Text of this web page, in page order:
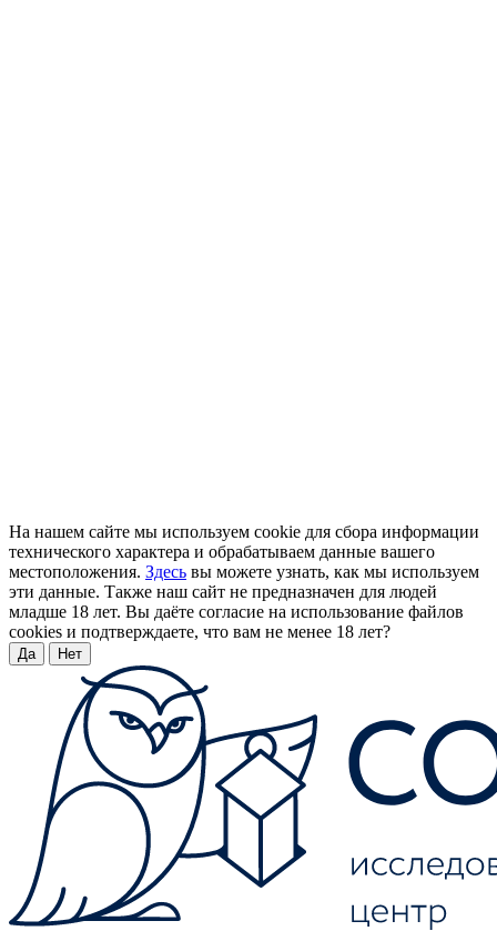
На нашем сайте мы используем cookie для сбора информации
технического характера и обрабатываем данные вашего
местоположения. Здесь вы можете узнать, как мы используем
эти данные. Также наш сайт не предназначен для людей
младше 18 лет. Вы даёте согласие на использование файлов
cookies и подтверждаете, что вам не менее 18 лет?
Да Нет